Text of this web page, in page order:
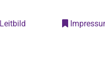
Leitbild 